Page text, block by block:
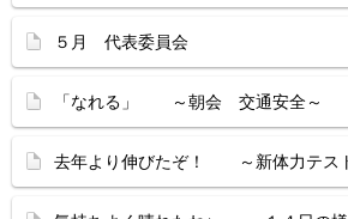
５月 代表委員会
「なれる」 ～朝会 交通安全～
去年より伸びたぞ！ ～新体力テス